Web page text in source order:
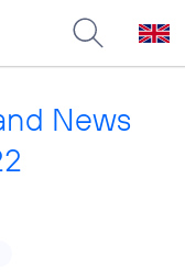
News